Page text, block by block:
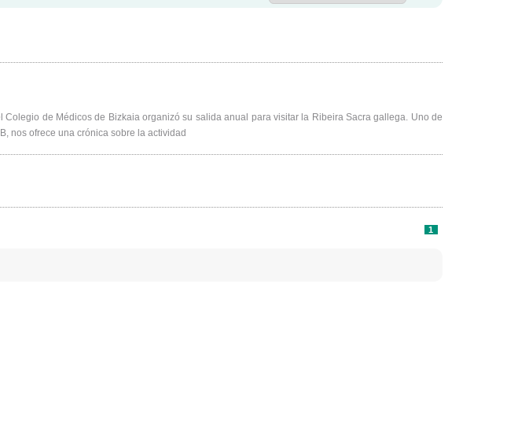
de Médicos de Bizkaia organizó su salida anual para visitar la Ribeira Sacra gallega. Uno de
nos ofrece una crónica sobre la actividad